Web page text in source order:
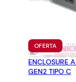
OFERTA
EN
ENCLOSURE
GEN2 TIPO C